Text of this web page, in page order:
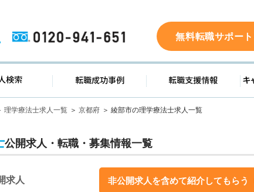
0120-941-651 無料転職サポー
求人検索 転職成功事例 転
理学療法士求人一覧 京都府 綾部市の理学療法士求人一覧
公開求人・転職・募集情報一覧
求人 非公開求人を含めて紹介してもらう